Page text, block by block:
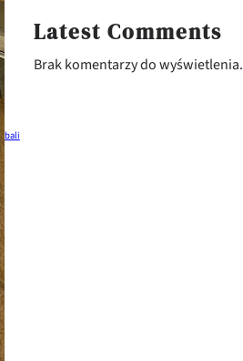
Latest Comments
Brak komentarzy do wyświetlenia.
bali